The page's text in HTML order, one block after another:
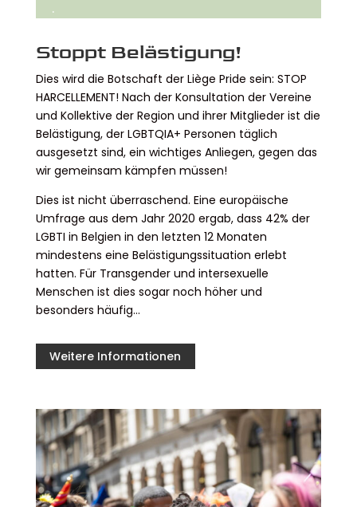
.
Stoppt Belästigung!
Dies wird die Botschaft der Liège Pride sein: STOP
HARCELLEMENT! Nach der Konsultation der Vereine
und Kollektive der Region und ihrer Mitglieder ist die
Belästigung, der LGBTQIA+ Personen täglich
ausgesetzt sind, ein wichtiges Anliegen, gegen das
wir gemeinsam kämpfen müssen!
Dies ist nicht überraschend. Eine europäische
Umfrage aus dem Jahr 2020 ergab, dass 42% der
LGBTI in Belgien in den letzten 12 Monaten
mindestens eine Belästigungssituation erlebt
hatten. Für Transgender und intersexuelle
Menschen ist dies sogar noch höher und
besonders häufig…
Weitere Informationen